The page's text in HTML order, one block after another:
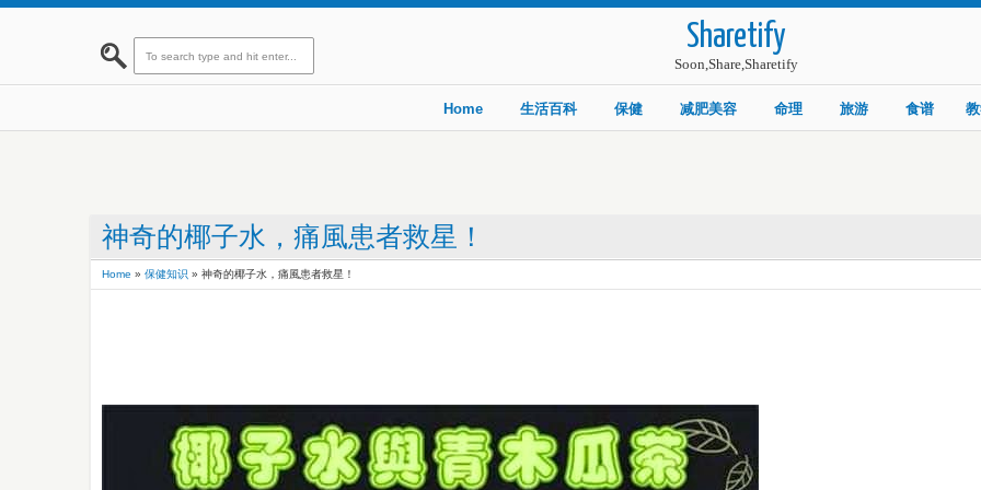
Sharetify
Soon,Share,Sharetify
Home 生活百科 保健 减肥美容 命理 旅游 食谱
神奇的椰子水，痛風患者救星！
Home » 保健知识 » 神奇的椰子水，痛風患者救星！